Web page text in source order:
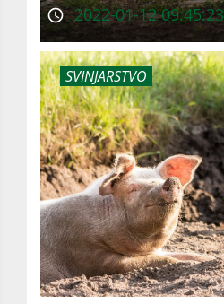
2022-01-12 09:45:23
SVINJARSTVO